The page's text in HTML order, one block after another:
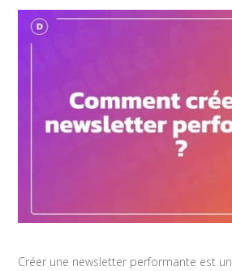
Créer une newsletter performante est